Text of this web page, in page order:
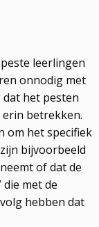
leerlingen
onnodig met
het pesten
betrekken.
om het specifiek
bijvoorbeeld
of dat de
met de
hebben dat